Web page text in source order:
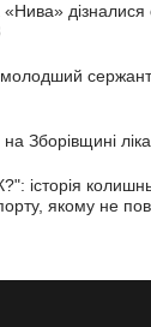
дізналися
Зборівщині
історія
якому не